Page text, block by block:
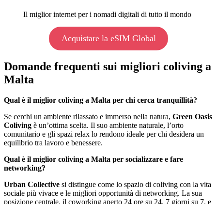
Il miglior internet per i nomadi digitali di tutto il mondo
Acquistare la eSIM Global
Domande frequenti sui migliori coliving a
Malta
Qual è il miglior coliving a Malta per chi cerca tranquillità?
Se cerchi un ambiente rilassato e immerso nella natura, Green Oasis
Coliving è un’ottima scelta. Il suo ambiente naturale, l’orto
comunitario e gli spazi relax lo rendono ideale per chi desidera un
equilibrio tra lavoro e benessere.
Qual è il miglior coliving a Malta per socializzare e fare
networking?
Urban Collective si distingue come lo spazio di coliving con la vita
sociale più vivace e le migliori opportunità di networking. La sua
posizione centrale, il coworking aperto 24 ore su 24, 7 giorni su 7, e